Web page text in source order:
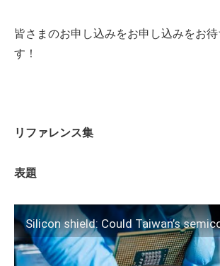
皆さまのお申し込みをお申し込みをお待
す！
リファレンス集
表題